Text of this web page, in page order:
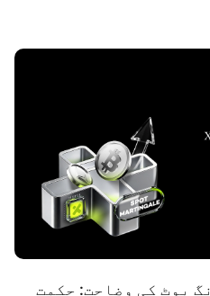
بوٹ کی وضاحت: حکمت